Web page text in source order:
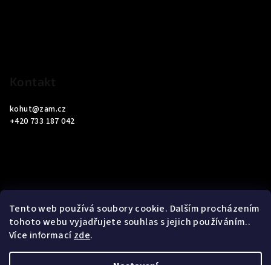
Tento web používá soubory cookie. Dalším procházením
tohoto webu vyjadřujete souhlas s jejich používáním..
Více informacízde.
kohut@zam.cz
+420 733 187 042
Informace pro vás
Obchodní podmínky